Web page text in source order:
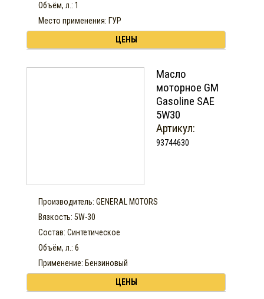
Объём, л.: 1
Место применения: ГУР
ЦЕНЫ
Масло
моторное GM
Gasoline SAE
5W30
Артикул:
93744630
Производитель: GENERAL MOTORS
Вязкость: 5W-30
Состав: Синтетическое
Объём, л.: 6
Применение: Бензиновый
ЦЕНЫ